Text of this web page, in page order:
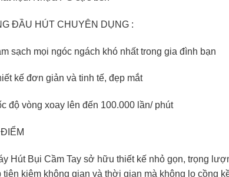
ĐẦU HÚT CHUYÊN DỤNG :
sạch mọi ngóc ngách khó nhất trong gia đình bạn
kế đơn giản và tinh tế, đẹp mắt
độ vòng xoay lên đến 100.000 lần/ phút
Hút Bụi Cầm Tay sở hữu thiết kế nhỏ gọn, trọng
tiện kiệm không gian và thời gian mà không lo cồng